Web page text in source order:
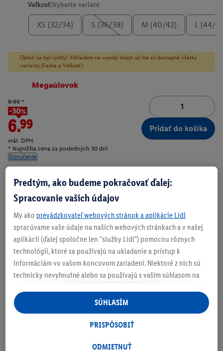
Veľkosť:Vyberte variant
XS (32/34) S (36/38) M (40/42) L (44/
Oplatí sa byť rýchly! Vzhľadom na vysoký dopyt už nie sú dostupné všetky
varianty (Farba a Veľkosť).
Megaúlovok
9.99 *
-30%
6.99
vrát. DPH
* Najnižšia cena za posledných 30 dní
Doručenie
Pridať do košíka
Zistite svoju veľkosť
O produkte
Predtým, ako budeme pokračovať ďalej:
Spracovanie vašich údajov
My ako prevádzkovateľ webových stránok a aplikácie Lidl
spracúvame vaše údaje na našich webových stránkach a v našej
aplikácii (ďalej spoločne len "služby Lidl") pomocou rôznych
technológií, ktoré sa používajú na ukladanie a prístup k
informáciám vo vašom koncovom zariadení. Niektoré z nich sú
technicky nevyhnutné alebo sa používajú s vaším súhlasom na
personalizovanú reklamu v rámci služieb Lidl aj mimo nich. Ak
ste účastníkom programu Lidl Plus, na tieto účely sa spracúvajú
aj údaje z vášho nákupného správania v obchode.
následne si vytvoríte účet Lidl Plus alebo sa prihlásite do svojho
ODMIETNUŤ
PRISPÔSOBIŤ
SÚHLASÍM